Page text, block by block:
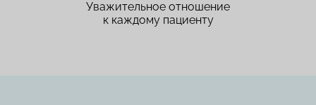
Уважительное отношение
к каждому пациенту